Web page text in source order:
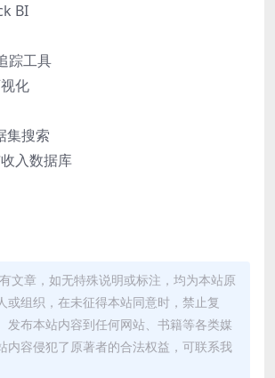
BI
踪工具
化
集搜索
入数据库
文章，如无特殊说明或标注，均为本站原
或组织，在未征得本站同意时，禁止复
发布本站内容到任何网站、书籍等各类媒
内容侵犯了原著者的合法权益，可联系我